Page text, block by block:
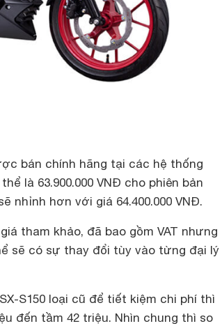
bán chính hãng tại các hệ thống
là 63.900.000 VNĐ cho phiên bản
nhỉnh hơn với giá 64.400.000 VNĐ.
tham khảo, đã bao gồm VAT nhưng
sẽ có sự thay đổi tùy vào từng đại lý
S150 loại cũ để tiết kiệm chi phí thì
đến tầm 42 triệu. Nhìn chung thì so